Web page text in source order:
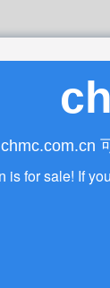
chmc.com.cn
is for sale! If